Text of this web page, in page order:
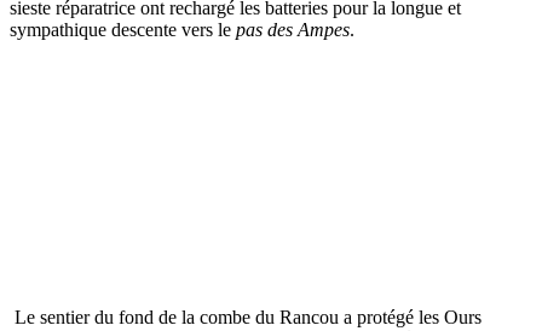
sieste réparatrice ont rechargé les batteries pour la longue et
sympathique descente vers le pas des Ampes.
Le sentier du fond de la combe du Rancou a protégé les Ours